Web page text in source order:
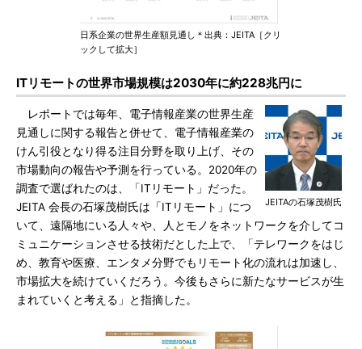
日系企業の世界生産額見通し＊出典：JEITA［クリ
ックして拡大］
ITリモートの世界市場規模は2030年に約228兆円に
JEITAの石塚茂樹氏
レポートでは毎年、電子情報産業の世界生産
見通しに関する報告と併せて、電子情報産業の
けん引役となり得る注目分野を取り上げ、その
市場動向の報告や予測を行っている。2020年の
調査で選ばれたのは、「ITリモート」だった。
JEITA 会長の石塚茂樹氏は「ITリモート」につ
いて、遠隔地にいる人々や、人とモノをネットワークを介してコ
ミュニケーションさせる技術だとした上で、「テレワークをはじ
め、教育や医療、エンタメ分野でもリモート化の流れは加速し、
市場拡大を続けていくだろう。今後もさらに新たなサービスが生
まれていくと考える」と指摘した。